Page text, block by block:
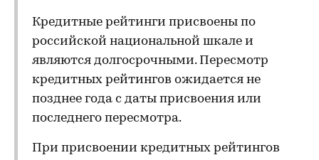
Кредитные рейтинги присвоены по
российской национальной шкале и
являются долгосрочными. Пересмотр
кредитных рейтингов ожидается не
позднее года с даты присвоения или
последнего пересмотра.
При присвоении кредитных рейтингов